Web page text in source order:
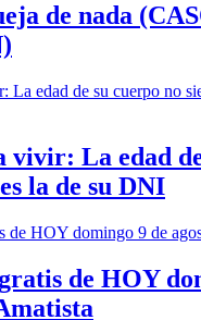
de nada
vivir: La edad
la de su DNI
de HOY